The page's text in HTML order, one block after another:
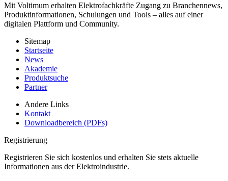
Mit Voltimum erhalten Elektrofachkräfte Zugang zu Branchennews,
Produktinformationen, Schulungen und Tools – alles auf einer
digitalen Plattform und Community.
Sitemap
Startseite
News
Akademie
Produktsuche
Partner
Andere Links
Kontakt
Downloadbereich (PDFs)
Registrierung
Registrieren Sie sich kostenlos und erhalten Sie stets aktuelle
Informationen aus der Elektroindustrie.